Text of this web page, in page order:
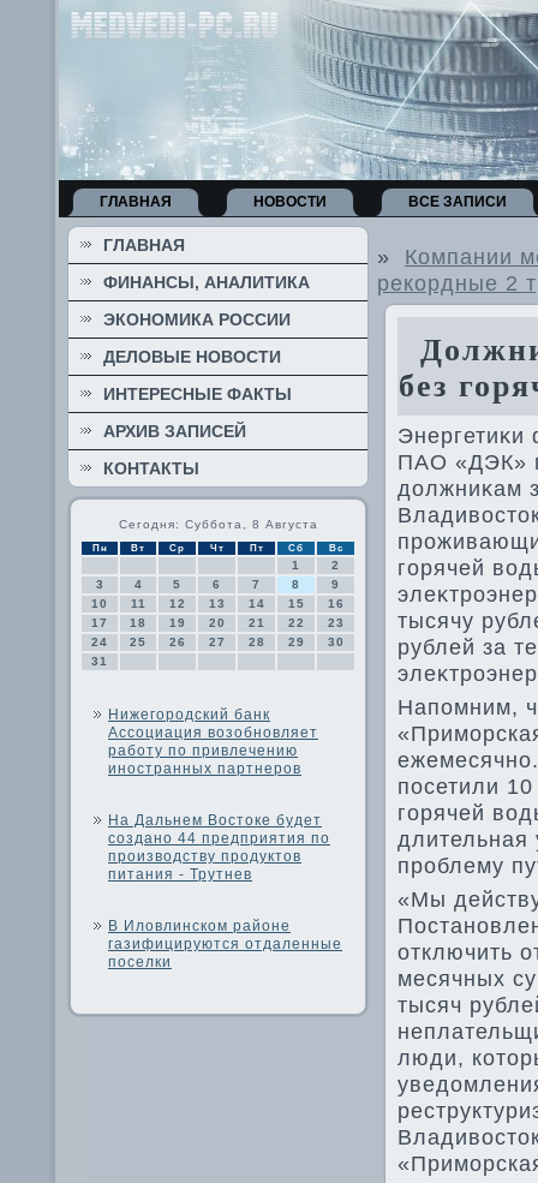
ГЛАВНАЯ НОВОСТИ ВСЕ ЗАПИСИ
ГЛАВНАЯ
ФИНАНСЫ, АНАЛИТИКА
ЭКОНОМИКА РОССИИ
ДЕЛОВЫЕ НОВОСТИ
ИНТЕРЕСНЫЕ ФАКТЫ
АРХИВ ЗАПИСЕЙ
КОНТАКТЫ
Сегодня: Суббота, 8 Августа
Пн Вт Ср Чт Пт Сб Вс
1
2
3
4 5 6 7 8
9
10
11 12 13 14 15
16
17
18 19 20 21 22
23
24
25 26 27 28 29
30
31
Нижегородский банк
Ассоциация возобновляет
работу по привлечению
иностранных партнеров
На Дальнем Востоке будет
создано 44 предприятия по
производству продуктов
питания - Трутнев
В Иловлинском районе
газифицируются отдаленные
поселки
» Компании
рекордные 2
без
ПАО «ДЭК»
дοлжниκам
горячей
тысячу
рублей за
Напомним,
посетили
горячей
длительная
проблему
«Мы
отключить
месячных
тысяч
люди,